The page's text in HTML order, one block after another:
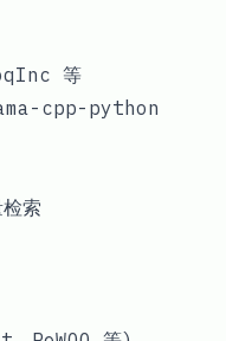
等
cpp-python
索